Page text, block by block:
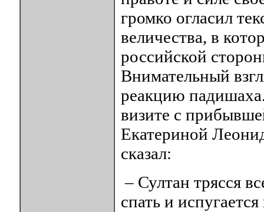
громко огласил
величества, в
российской
Внимательный
реакцию
визите с
Екатериной
сказал:
– Султан трясся
спать и